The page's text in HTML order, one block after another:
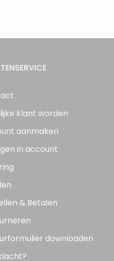
klant worden
aanmaken
in account
& Betalen
downloaden